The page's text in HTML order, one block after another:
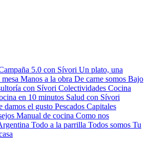
5.0 con Sívori Un plato, una
Manos a la obra De carne somos Bajo
con Sívori Colectividades Cocina
en 10 minutos Salud con Sívori
damos el gusto Pescados Capitales
Manual de cocina Como nos
Todo a la parrilla Todos somos Tu